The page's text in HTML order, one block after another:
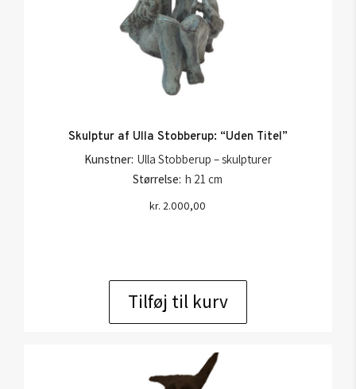
Skulptur af Ulla Stobberup: “Uden Titel”
Kunstner: Ulla Stobberup – skulpturer
Størrelse: h 21 cm
kr. 2.000,00
Tilføj til kurv